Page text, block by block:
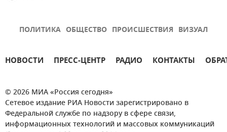
ПОЛИТИКА ОБЩЕСТВО ПРОИСШЕСТВИЯ ВИЗУАЛ
НОВОСТИ ПРЕСС-ЦЕНТР РАДИО КОНТАКТЫ
© 2026 МИА «Россия сегодня»
Сетевое издание РИА Новости зарегистрировано в
Федеральной службе по надзору в сфере связи,
информационных технологий и массовых коммуникаций